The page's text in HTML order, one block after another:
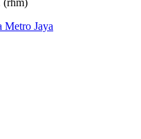
(rhm)
Metro Jaya